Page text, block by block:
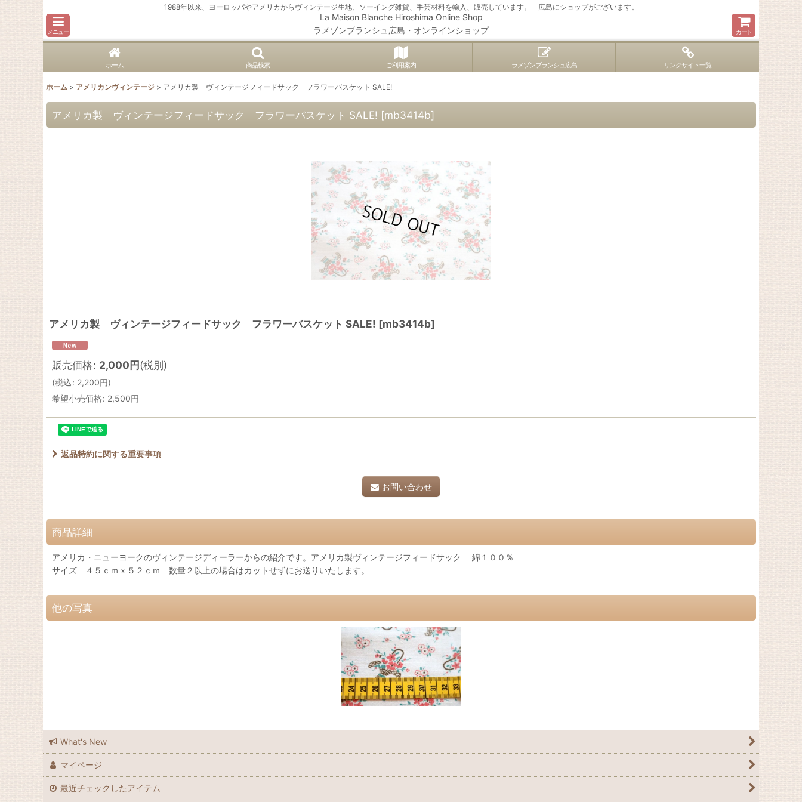
1988年以来、ヨーロッパやアメリカからヴィンテージ生地、ソーイング雑貨、手芸材料を輸入、販売しています。 広島にショップがございます。
メニュー
La Maison Blanche Hiroshima Online Shop
ラメゾンブランシュ広島・オンラインショップ
カート
ホーム 商品検索 ご利用案内 ラメゾンブランシュ広島 リンクサイト一覧
ホーム > アメリカンヴィンテージ > アメリカ製 ヴィンテージフィードサック フラワーバスケット SALE!
アメリカ製 ヴィンテージフィードサック フラワーバスケット SALE! [mb3414b]
アメリカ製 ヴィンテージフィードサック フラワーバスケット SALE! [mb3414b]
販売価格: 2,000円(税別)
(税込: 2,200円)
希望小売価格: 2,500円
返品特約に関する重要事項
お問い合わせ
商品詳細
アメリカ・ニューヨークのヴィンテージディーラーからの紹介です。アメリカ製ヴィンテージフィードサック 綿１００％
サイズ ４５ｃｍｘ５２ｃｍ 数量２以上の場合はカットせずにお送りいたします。
他の写真
What's New
マイページ
最近チェックしたアイテム